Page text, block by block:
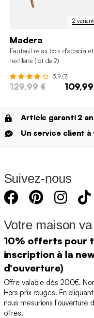
2
Madera
Fauteuil relax bois d'acacia et
textilène (lot de 2)
3.9 (7)
129,99 €
Article garanti 2
Un service client
Suivez-nous
Votre maison
10% offerts pour
inscription à la
d'ouverture)
Offre valable dès 200€.
Hors prix rouges. En
nous mesurions l'ouverture
offres.